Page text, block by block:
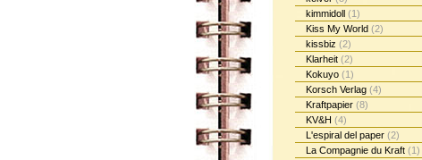
kimmidoll (1)
Kiss My World (2)
kissbiz (2)
Klarheit (2)
Kokuyo (1)
Korsch Verlag (4)
Kraftpapier (8)
KV&H (4)
L'espiral del paper (2)
La Compagnie du Kraft (1)